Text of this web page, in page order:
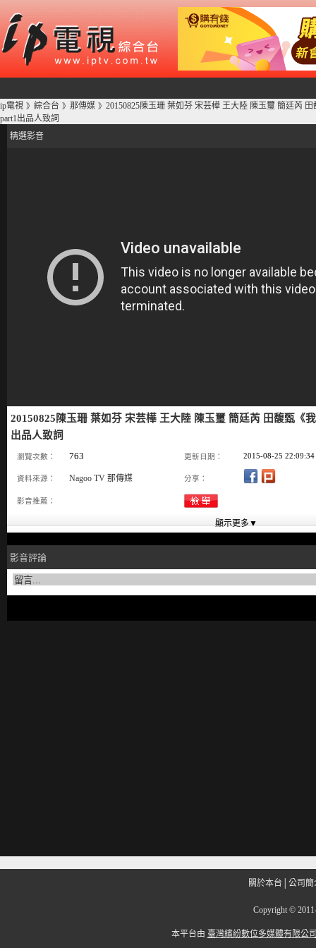
ip電視 》 綜合台 》 那傳媒 》 20150825陳玉珊 葉如芬 宋芸樺 王大陸 陳玉璽 簡廷芮
part1出品人致詞
精選影音
20150825陳玉珊 葉如芬 宋芸樺 王大陸 陳玉璽 簡廷芮 田馥甄《
出品人致詞
瀏覽次數： 763 更新日期： 2015-08-25 22:09:34
資料來源： Nagoo TV 那傳媒 分享：
影音推薦：
影音評論
關於本台 公司簡
Copyright ©
本平台由 臺灣繽紛數位多媒體有限公